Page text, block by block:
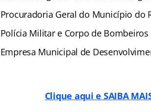
Procuradoria Geral do Município do
Polícia Militar e Corpo de
Empresa Municipal de
Clique aqui e SAIBA